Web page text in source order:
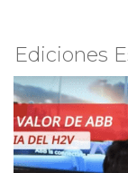
Ediciones